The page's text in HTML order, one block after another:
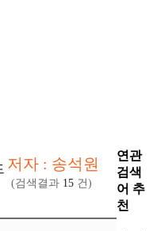
저자 : 송석원
(검색결과 15 건)
연관
검색
어 추
천